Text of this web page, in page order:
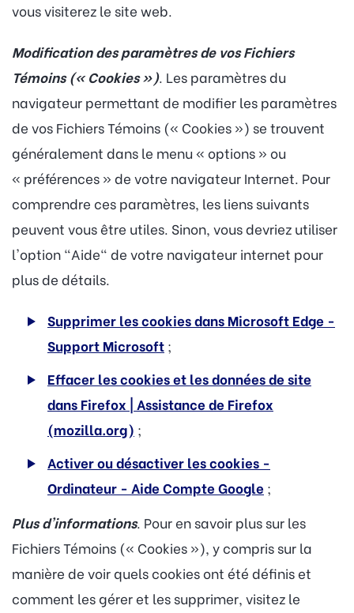
vous visiterez le site web.
Modification des paramètres de vos Fichiers
Témoins (« Cookies »). Les paramètres du
navigateur permettant de modifier les paramètres
de vos Fichiers Témoins (« Cookies ») se trouvent
généralement dans le menu « options » ou
« préférences » de votre navigateur Internet. Pour
comprendre ces paramètres, les liens suivants
peuvent vous être utiles. Sinon, vous devriez utiliser
l'option "Aide" de votre navigateur internet pour
plus de détails.
Supprimer les cookies dans Microsoft Edge -
Support Microsoft ;
Effacer les cookies et les données de site
dans Firefox | Assistance de Firefox
(mozilla.org) ;
Activer ou désactiver les cookies -
Ordinateur - Aide Compte Google ;
Plus d'informations. Pour en savoir plus sur les
Fichiers Témoins (« Cookies »), y compris sur la
manière de voir quels cookies ont été définis et
comment les gérer et les supprimer, visitez le